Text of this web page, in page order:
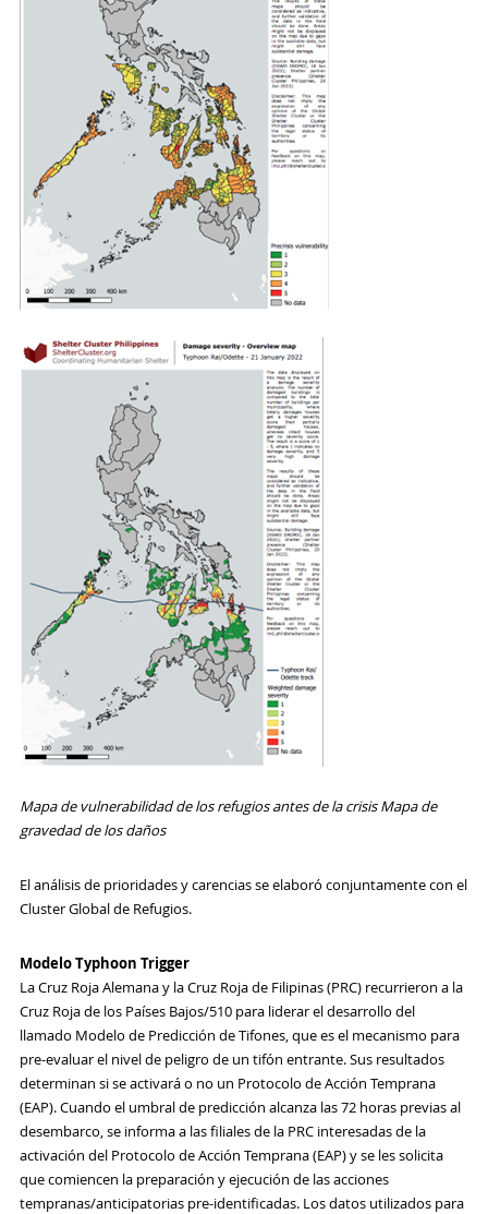
Mapa de vulnerabilidad de los refugios antes de la crisis Mapa de
gravedad de los daños
El análisis de prioridades y carencias se elaboró conjuntamente con el
Cluster Global de Refugios.
Modelo Typhoon Trigger
La Cruz Roja Alemana y la Cruz Roja de Filipinas (PRC) recurrieron a la
Cruz Roja de los Países Bajos/510 para liderar el desarrollo del
llamado Modelo de Predicción de Tifones, que es el mecanismo para
pre-evaluar el nivel de peligro de un tifón entrante. Sus resultados
determinan si se activará o no un Protocolo de Acción Temprana
(EAP). Cuando el umbral de predicción alcanza las 72 horas previas al
desembarco, se informa a las filiales de la PRC interesadas de la
activación del Protocolo de Acción Temprana (EAP) y se les solicita
que comiencen la preparación y ejecución de las acciones
tempranas/anticipatorias pre-identificadas. Los datos utilizados para